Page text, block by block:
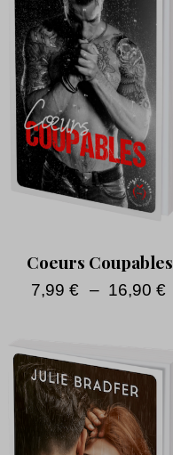
Coeurs Coupables
7,99 € – 16,90 €